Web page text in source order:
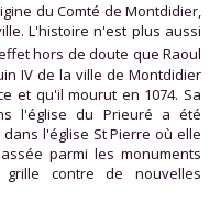
du Comté de Montdidier,
L'histoire n'est plus aussi
hors de doute que Raoul
IV de la ville de Montdidier
et qu'il mourut en 1074. Sa
l'église du Prieuré a été
l'église St Pierre où elle
parmi les monuments
contre de nouvelles